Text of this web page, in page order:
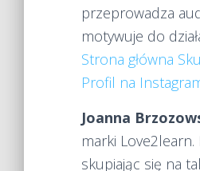
przeprowadza
motywuje do
Strona główna
Profil na
Joanna
marki
skupiając się na